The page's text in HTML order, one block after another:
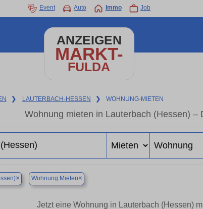
Event Auto Immo Job
ANZEIGEN
MARKT-
FULDA
❯ LAUTERBACH-HESSEN ❯ WOHNUNG-MIETEN
Wohnung mieten in Lauterbach (Hessen) –
× Wohnung Mieten×
Jetzt eine Wohnung in Lauterbach (Hessen)